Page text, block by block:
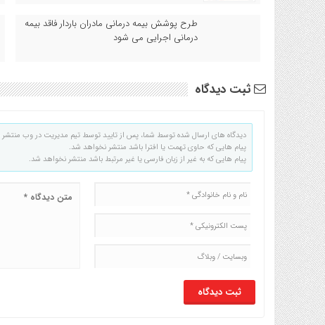
طرح پوشش بیمه درمانی مادران باردار فاقد بیمه
درمانی اجرایی می شود
ثبت دیدگاه
دیدگاه های ارسال شده توسط شما، پس از تایید توسط تیم مدیریت در وب
پیام هایی که حاوی تهمت یا افترا باشد منتشر نخواهد شد.
پیام هایی که به غیر از زبان فارسی یا غیر مرتبط باشد منتشر نخواهد شد.